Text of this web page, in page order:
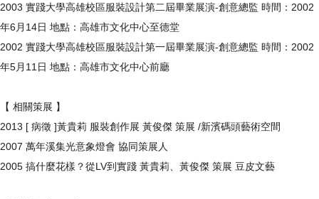
2003 實踐大學高雄校區服裝設計第二屆畢業展演-創意總監 時間：2002
年6月14日 地點：高雄市文化中心至德堂
2002 實踐大學高雄校區服裝設計第一屆畢業展演-創意總監 時間：2002
年5月11日 地點：高雄市文化中心前廳
【 相關策展 】
2013 [ 病徵 ]黃貴莉 服裝創作展 黃俊傑 策展 /新濱碼頭藝術空間
2007 萬年溪集光意象燈會 協同策展人
2005 搞什麼花樣？從LV到實踐 黃貴莉、黃俊傑 策展 豆皮文藝